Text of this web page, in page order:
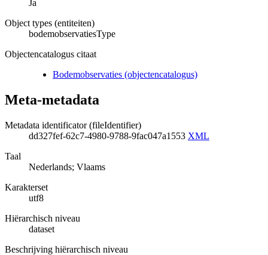
Ja
Object types (entiteiten)
bodemobservatiesType
Objectencatalogus citaat
Bodemobservaties (objectencatalogus)
Meta-metadata
Metadata identificator (fileIdentifier)
dd327fef-62c7-4980-9788-9fac047a1553 XML
Taal
Nederlands; Vlaams
Karakterset
utf8
Hiërarchisch niveau
dataset
Beschrijving hiërarchisch niveau